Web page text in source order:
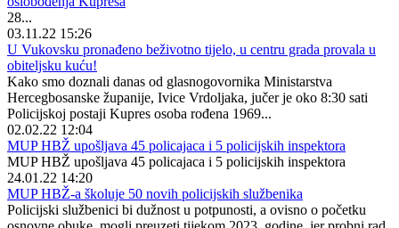
28...
03.11.22 15:26
U Vukovsku pronađeno beživotno tijelo, u centru grada provala u
obiteljsku kuću!
Kako smo doznali danas od glasnogovornika Ministarstva
Hercegbosanske županije, Ivice Vrdoljaka, jučer je oko 8:30 sati
Policijskoj postaji Kupres osoba rođena 1969...
02.02.22 12:04
MUP HBŽ upošljava 45 policajaca i 5 policijskih inspektora
MUP HBŽ upošljava 45 policajaca i 5 policijskih inspektora
24.01.22 14:20
MUP HBŽ-a školuje 50 novih policijskih službenika
Policijski službenici bi dužnost u potpunosti, a ovisno o početku